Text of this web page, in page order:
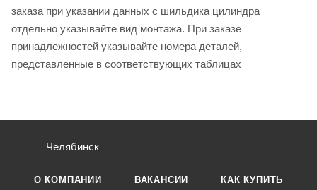
заказа при указании данных с шильдика цилиндра
отдельно указывайте вид монтажа. При заказе
принадлежностей указывайте номера деталей,
представленные в соответствующих таблицах
Челябинск
О КОМПАНИИ ВАКАНСИИ КАК КУПИТЬ